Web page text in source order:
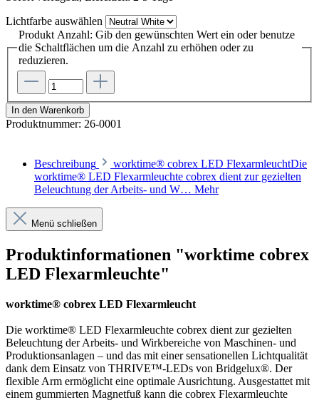
Lichtfarbe auswählen
Produkt Anzahl: Gib den gewünschten Wert ein oder benutze
die Schaltflächen um die Anzahl zu erhöhen oder zu
reduzieren.
In den Warenkorb
Produktnummer: 26-0001
Beschreibung
worktime® cobrex LED FlexarmleuchtDie
worktime® LED Flexarmleuchte cobrex dient zur gezielten
Beleuchtung der Arbeits- und W… Mehr
Menü schließen
Produktinformationen "worktime cobrex
LED Flexarmleuchte"
worktime® cobrex LED Flexarmleucht
Die worktime® LED Flexarmleuchte cobrex dient zur gezielten
Beleuchtung der Arbeits- und Wirkbereiche von Maschinen- und
Produktionsanlagen – und das mit einer sensationellen Lichtqualität
dank dem Einsatz von THRIVE™-LEDs von Bridgelux®. Der
flexible Arm ermöglicht eine optimale Ausrichtung. Ausgestattet mit
einem gummierten Magnetfuß kann die cobrex Flexarmleuchte